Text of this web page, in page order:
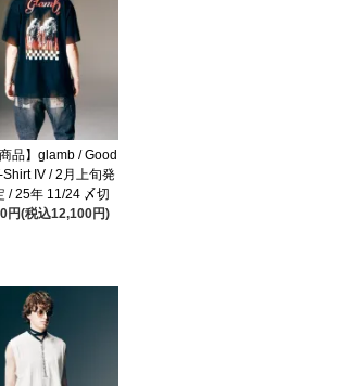
商品】glamb / Good
Shirt IV / 2月上旬発
/ 25年 11/24 〆切
円(税込12,100円)